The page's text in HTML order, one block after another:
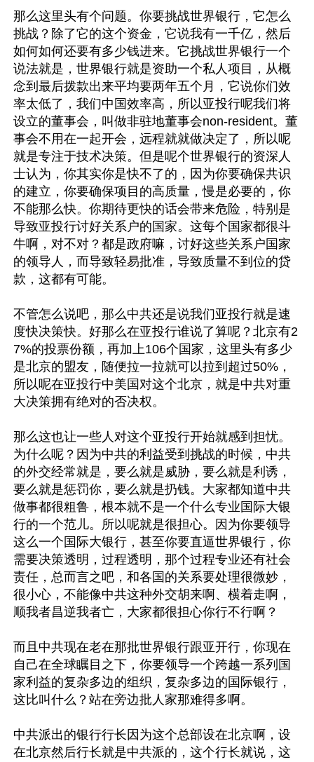
那么这里头有个问题。你要挑战世界银行，它怎么
挑战？除了它的这个资金，它说我有一千亿，然后
如何如何还要有多少钱进来。它挑战世界银行一个
说法就是，世界银行就是资助一个私人项目，从概
念到最后拨款出来平均要两年五个月，它说你们效
率太低了，我们中国效率高，所以亚投行呢我们将
设立的董事会，叫做非驻地董事会non-resident。董
事会不用在一起开会，远程就就做决定了，所以呢
就是专注于技术决策。但是呢个世界银行的资深人
士认为，你其实你是快不了的，因为你要确保共识
的建立，你要确保项目的高质量，慢是必要的，你
不能那么快。你期待更快的话会带来危险，特别是
导致亚投行讨好关系户的国家。这每个国家都很斗
牛啊，对不对？都是政府嘛，讨好这些关系户国家
的领导人，而导致轻易批准，导致质量不到位的贷
款，这都有可能。
不管怎么说吧，那么中共还是说我们亚投行就是速
度快决策快。好那么在亚投行谁说了算呢？北京有2
7%的投票份额，再加上106个国家，这里头有多少
是北京的盟友，随便拉一拉就可以拉到超过50%，
所以呢在亚投行中美国对这个北京，就是中共对重
大决策拥有绝对的否决权。
那么这也让一些人对这个亚投行开始就感到担忧。
为什么呢？因为中共的利益受到挑战的时候，中共
的外交经常就是，要么就是威胁，要么就是利诱，
要么就是惩罚你，要么就是扔钱。大家都知道中共
做事都很粗鲁，根本就不是一个什么专业国际大银
行的一个范儿。所以呢就是很担心。因为你要领导
这么一个国际大银行，甚至你要直逼世界银行，你
需要决策透明，过程透明，那个过程专业还有社会
责任，总而言之吧，和各国的关系要处理很微妙，
很小心，不能像中共这种外交胡来啊、横着走啊，
顺我者昌逆我者亡，大家都很担心你行不行啊？
而且中共现在老在那批世界银行跟亚开行，你现在
自己在全球瞩目之下，你要领导一个跨越一系列国
家利益的复杂多边的组织，复杂多边的国际银行，
这比叫什么？站在旁边批人家那难得多啊。
中共派出的银行行长因为这个总部设在北京啊，设
在北京然后行长就是中共派的，这个行长就说，这